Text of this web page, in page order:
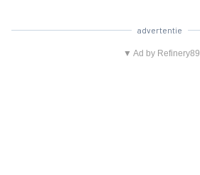
advertentie
▼ Ad by Refinery89